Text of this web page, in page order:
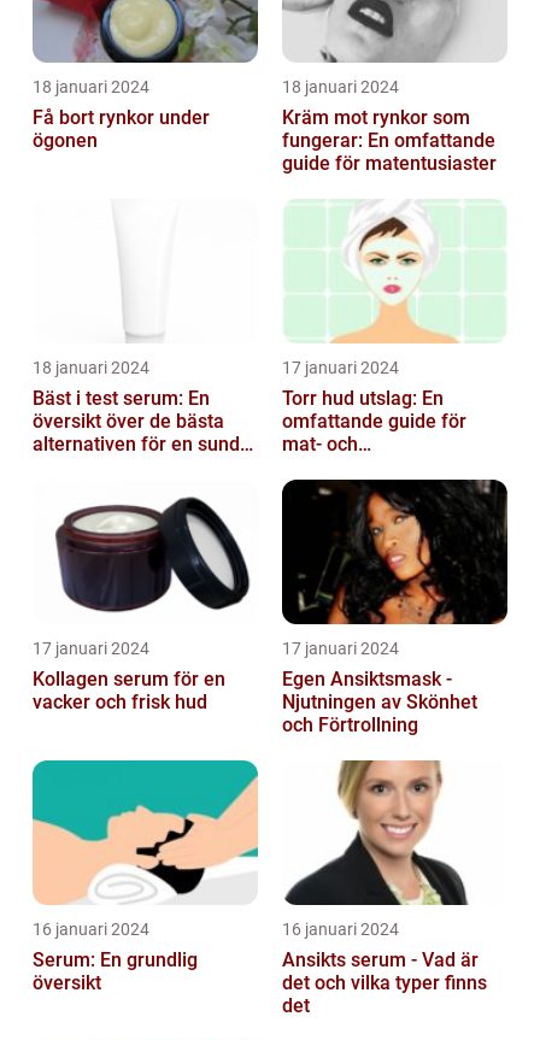
18 januari 2024
Få bort rynkor under
ögonen
18 januari 2024
Kräm mot rynkor som
fungerar: En omfattande
guide för matentusiaster
18 januari 2024
Bäst i test serum: En
översikt över de bästa
alternativen för en sund
17 januari 2024
Torr hud utslag: En
omfattande guide för
mat- och
17 januari 2024
Kollagen serum för en
vacker och frisk hud
17 januari 2024
Egen Ansiktsmask -
Njutningen av Skönhet
och Förtrollning
16 januari 2024
Serum: En grundlig
översikt
16 januari 2024
Ansikts serum - Vad är
det och vilka typer finns
det